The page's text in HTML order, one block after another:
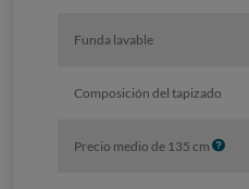
Funda lavable
Composición del tapizado
Precio medio de 135 cm I